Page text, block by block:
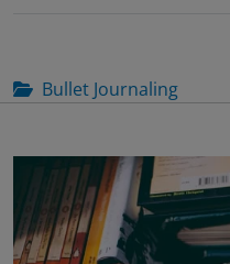
Bullet Journaling